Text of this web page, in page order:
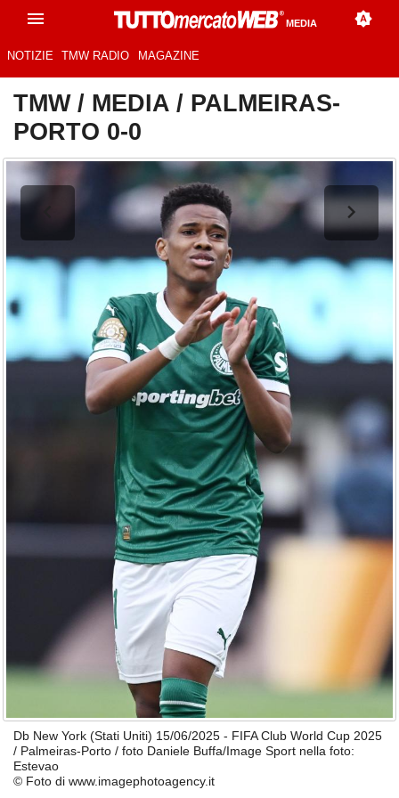
MEDIA
NOTIZIE TMW RADIO MAGAZINE
TMW/ MEDIA / PALMEIRAS-
PORTO 0-0
Db New York (Stati Uniti) 15/06/2025 - FIFA Club World Cup 2025
/ Palmeiras-Porto / foto Daniele Buffa/Image Sport nella foto:
Estevao
© Foto di www.imagephotoagency.it